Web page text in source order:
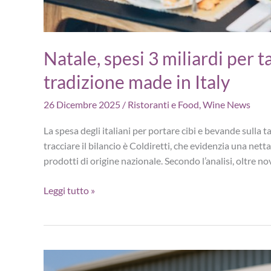
Natale, spesi 3 miliardi per
tradizione made in Italy
26 Dicembre 2025 / Ristoranti e Food Wine News
La spesa degli italiani per portare cibi e bevande sulla
tracciare il bilancio è Coldiretti, che evidenzia una
prodotti di origine nazionale. Secondo l’analisi, oltre
Natale,
per
tavola
Leggi tutto »